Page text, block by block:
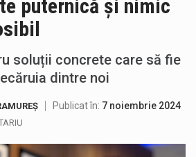
Pe scurt. Statuia lui PINTEA VITEAZU din fața Jandarmeriei Maramures a ajuns să fie zilele acestea mărul discordiei între administrații.…
puternică și nimic
soluții concrete care să fie
dintre noi
Publicat în: 7 noiembrie 2024